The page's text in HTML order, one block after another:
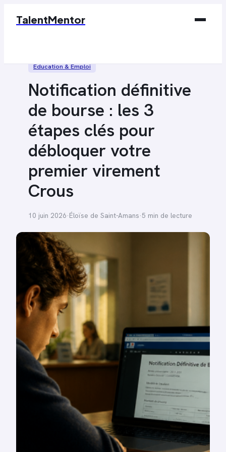
TalentMentor
Éducation & Emploi
Notification définitive
de bourse : les 3
étapes clés pour
débloquer votre
premier virement
Crous
10 juin 2026·Éloïse de Saint-Amans·5 min de lecture